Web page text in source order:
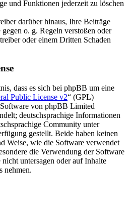
und Funktionen jederzeit zu löschen
darüber hinaus, Ihre Beiträge
o. g. Regeln verstoßen oder
oder einem Dritten Schaden
dass es sich bei phpBB um eine
Public License v2“ (GPL)
von phpBB Limited
deutschsprachige Informationen
Community unter
gestellt. Beide haben keinen
Weise, wie die Software verwendet
die Verwendung der Software
untersagen oder auf Inhalte
nehmen.